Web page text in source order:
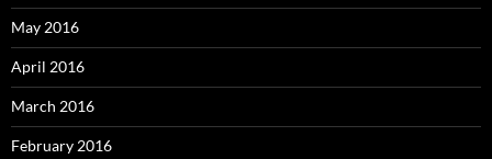
May 2016
April 2016
March 2016
February 2016